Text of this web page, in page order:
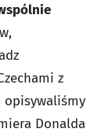
z
opisywaliśmy
Donalda